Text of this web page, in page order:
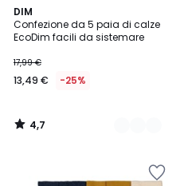
DIM
Confezione da 5 paia di calze
EcoDim facili da sistemare
17,99 €
13,49 € -25%
4,7
/ 5
2
Colori
4,7
/